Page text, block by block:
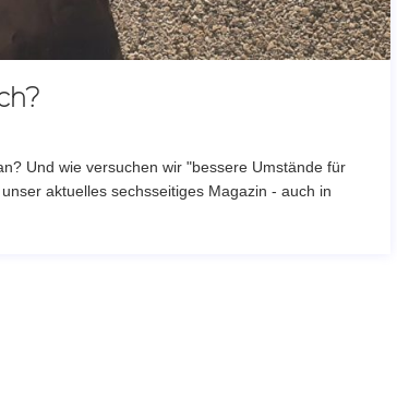
Und wie versuchen wir "bessere Umstände für
aktuelles sechsseitiges Magazin - auch in